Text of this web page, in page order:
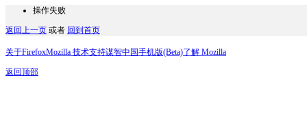
操作失败
返回上一页 或者 回到首页
关于FirefoxMozilla 技术支持谋智中国手机版(Beta)了解 Mozilla
返回顶部